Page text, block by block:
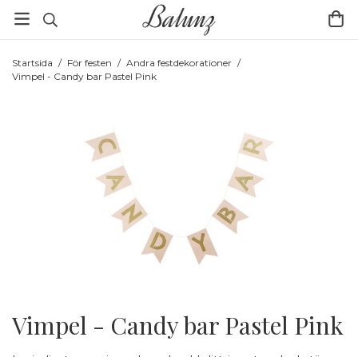
Startsida / För festen / Andra festdekorationer /
Vimpel - Candy bar Pastel Pink
Vimpel - Candy bar Pastel Pink